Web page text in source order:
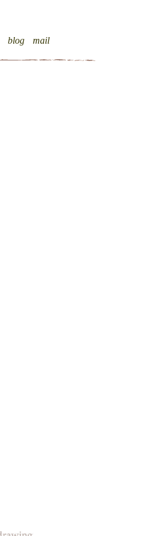
blog mail